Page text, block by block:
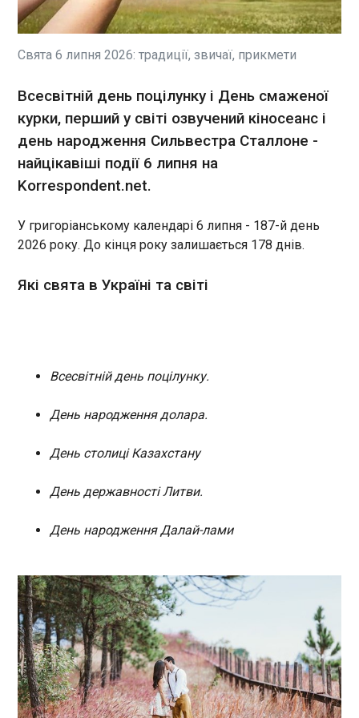
зареєстрували 348 800
шлюбів — це найнижчий
показник із початку ведення
Порівняно з 2024 роком
кількість одружень
зменшилася на 0,1%, а
порівняно з 2003-м — майже
на 9%, повідомляє DW із
посиланням на Федеральне
статистичне управління
ЧИТАТЬ
Зеленський: Є реальна перспектива
завершити війну
23:28:14
Президент України Володимир Зеленський
колегою Дональдом Трампом, під час якої
привітав його і усіх американців з Днем
Про це Зеленський увечері в суботу, 4 липня,
ЧИТАТЬ
Українські військові створять в Чорному морі
перехоплювачів, які запускатимуть із різних
це сказав президент України Володимир
Зеленський під час зустрічі з випускниками та
ЧИТАТЬ
22:49:34
Президент України
Володимир Зеленський під
час телефонної розмови
привітав свого
американського колегу
Дональда Трампа з Днем
незалежності США.
ЧИТАТЬ
Свята 6 липня 2026: традиції, звичаї, прикмети
Всесвітній день поцілунку і День смаженої
курки, перший у світі озвучений кіносеанс і
день народження Сильвестра Сталлоне -
найцікавіші події 6 липня на
Korrespondent.net.
У григоріанському календарі 6 липня - 187-й день
2026 року. До кінця року залишається 178 днів.
Які свята в Україні та світі
Всесвітній день поцілунку.
День народження долара.
День столиці Казахстану
День державності Литви.
День народження Далай-лами